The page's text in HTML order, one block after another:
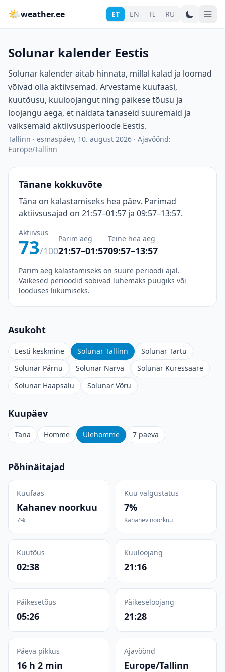
🌤weather.ee ET EN FI RU
Solunar kalender Eestis
Solunar kalender aitab hinnata, millal kalad ja loomad
võivad olla aktiivsemad. Arvestame kuufaasi,
kuutõusu, kuuloojangut ning päikese tõusu ja
loojangu aega, et näidata tänaseid suuremaid ja
väiksemaid aktiivsusperioode Eestis.
Tallinn · esmaspäev, 10. august 2026 · Ajavöönd:
Europe/Tallinn
Tänane kokkuvõte
Täna on kalastamiseks hea päev. Parimad
aktiivsusajad on 21:57–01:57 ja 09:57–13:57.
Aktiivsus
73/100
Parim aeg
21:57–01:57
Teine hea aeg
09:57–13:57
Parim aeg kalastamiseks on suure perioodi ajal.
Väikesed perioodid sobivad lühemaks püügiks või
looduses liikumiseks.
Asukoht
Eesti keskmine Solunar Tallinn
Solunar Tartu
Solunar Pärnu
Solunar Narva
Solunar Kuressaare
Solunar Haapsalu
Solunar Võru
Kuupäev
Täna Homme Ülehomme 7 päeva
Põhinäitajad
Kuufaas
Kahanev noorkuu
7%
Kuu valgustatus
7%
Kahanev noorkuu
Kuutõus
02:38
Kuuloojang
21:16
Päikesetõus
05:26
Päikeseloojang
21:28
Päeva pikkus
16 h 2 min
Ajavöönd
Europe/Tallinn